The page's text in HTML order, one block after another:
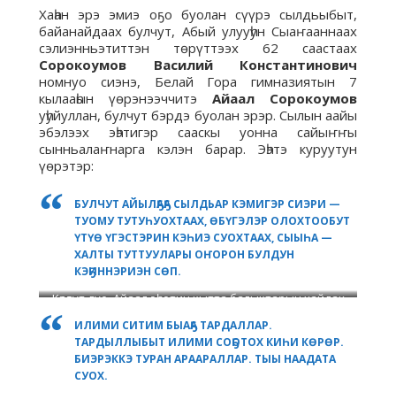
Хаһан эрэ эмиэ оҕо буолан сүүрэ сылдьыбыт,
байанайдаах булчут, Абый улууһун Сыаҥааннаах
сэлиэнньэтиттэн төрүттээх 62 саастаах
Сорокоумов Василий Константинович
номнуо сиэнэ, Белай Гора гимназиятын 7
кылааһын үөрэнээччитэ Айаал Сорокоумов
уһуйуллан, булчут бэрдэ буолан эрэр. Сылын аайы
эбэлээх эһэтигэр сааскы уонна сайыҥҥы
сынньалаҥнарга кэлэн барар. Эһэтэ куруутун
үөрэтэр:
БУЛЧУТ АЙЫЛҔАҔА СЫЛДЬАР КЭМИГЭР СИЭРИ —
ТУОМУ ТУТУҺУОХТААХ, ӨБҮГЭЛЭР ОЛОХТООБУТ
ҮТҮӨ ҮГЭСТЭРИН КЭҺИЭ СУОХТААХ, СЫЫҺА —
ХАЛТЫ ТУТТУУЛАРЫ ОҤОРОН БУЛДУН
КЭҔИННЭРИЭН СӨП.
Көрөҕүт дуо, Айаал эһэтин кытта балыктарын хайдах
тутан туралларый? Ити эмиэ саха сатабыла буолар.
Талаҕынан сигэ оҥороллор (быа) уонна бултарын
хайыытын иһинэн уган, айаҕынан таһааран баайан
кэбиһэллэр. Олус табыгастаах.
ИЛИМИ СИТИМ БЫАҔА ТАРДАЛЛАР.
ТАРДЫЛЛЫБЫТ ИЛИМИ СОҔОТОХ КИҺИ КӨРӨР.
БИЭРЭККЭ ТУРАН АРААРАЛЛАР. ТЫЫ НААДАТА
СУОХ.